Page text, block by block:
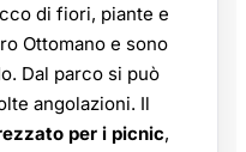
di fiori, piante e
Ottomano e sono
Dal parco si può
angolazioni. Il
per i picnic,